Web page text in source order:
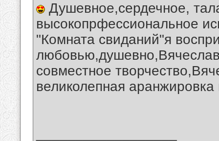
Душевное,сердечное,
высокопрфессиональное
"Комната свиданий"я
совместное
великолепная